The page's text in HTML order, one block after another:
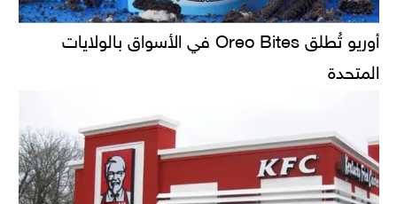
أوريو تُطلق Oreo Bites في الأسواق بالولايات
المتحدة